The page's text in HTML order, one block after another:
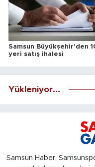
Samsun Büyükşehir'den
yeri satış ihalesi
Yükleniyor...
Samsun Haber,